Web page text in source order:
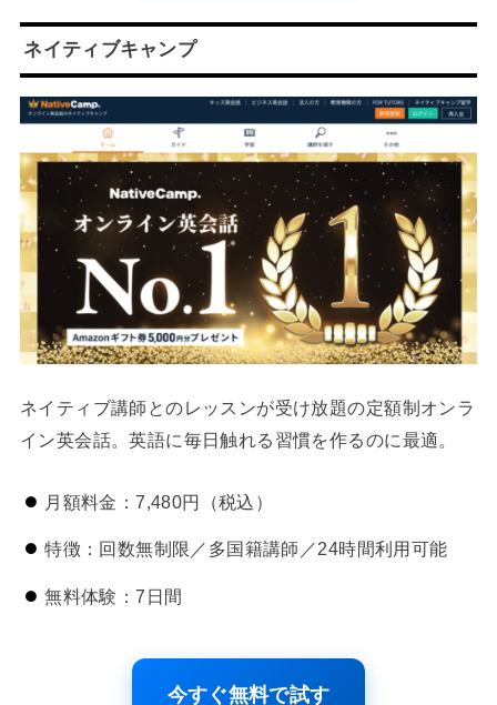
ネイティブキャンプ
ネイティブ講師とのレッスンが受け放題の定額制オンラ
イン英会話。英語に毎日触れる習慣を作るのに最適。
月額料金：7,480円（税込）
特徴：回数無制限／多国籍講師／24時間利用可能
無料体験：7日間
今すぐ無料で試す